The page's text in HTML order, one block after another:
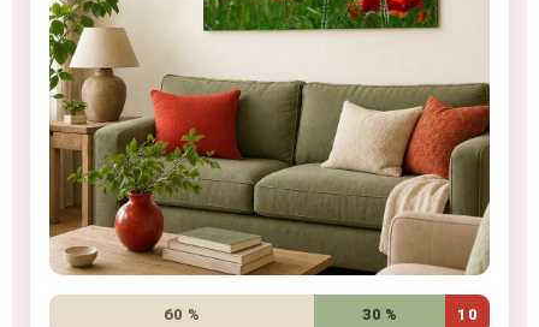
60 % 30 % 10